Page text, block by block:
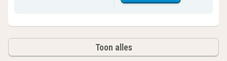
Toon alles